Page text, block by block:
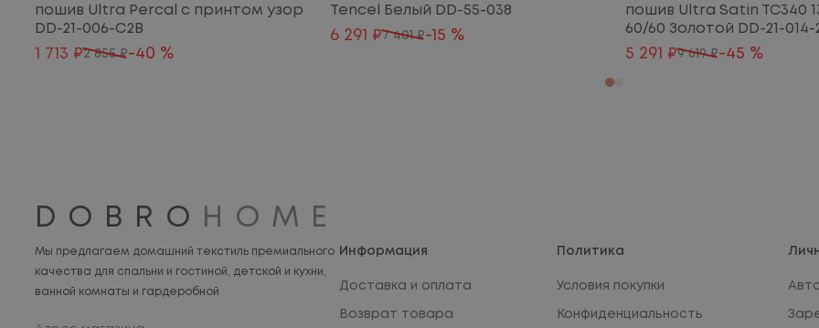
пошив Ultra Percal с принтом узор
DD-21-006-C2B
1 713 ₽2 855 ₽-40 %
Tencel Белый DD-55-038
6 291 ₽ 7 401 ₽-15 %
пошив Ultra Satin TC340
60/60 Золотой DD-21-014-
5 291 ₽9 619 ₽-45 %
DOBRO HOME
Мы предлагаем домашний текстиль премиального
качества для спальни и гостиной, детской и кухни,
ванной комнаты и гардеробной
Информация
Доставка и оплата
Возврат товара
Политика
Условия покупки
Конфиденциальность